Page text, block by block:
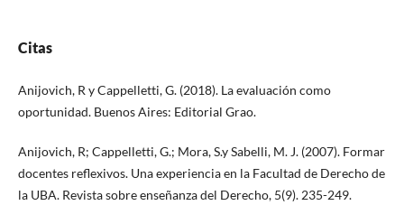
Citas
Anijovich, R y Cappelletti, G. (2018). La evaluación como
oportunidad. Buenos Aires: Editorial Grao.
Anijovich, R; Cappelletti, G.; Mora, S.y Sabelli, M. J. (2007). Formar
docentes reflexivos. Una experiencia en la Facultad de Derecho de
la UBA. Revista sobre enseñanza del Derecho, 5(9). 235-249.